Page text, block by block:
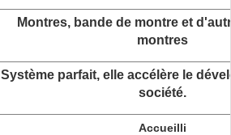
Montres, bande de montre et
montres
Système parfait, elle accélère le
société.
Accueilli